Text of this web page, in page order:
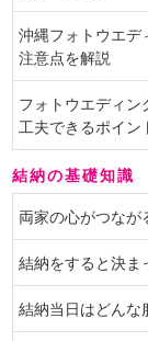
沖縄フォトウエデ
注意点を解説
フォトウエディン
工夫できるポイン
結納の基礎知識
両家の心がつな
結納をすると決ま
結納当日はどんな